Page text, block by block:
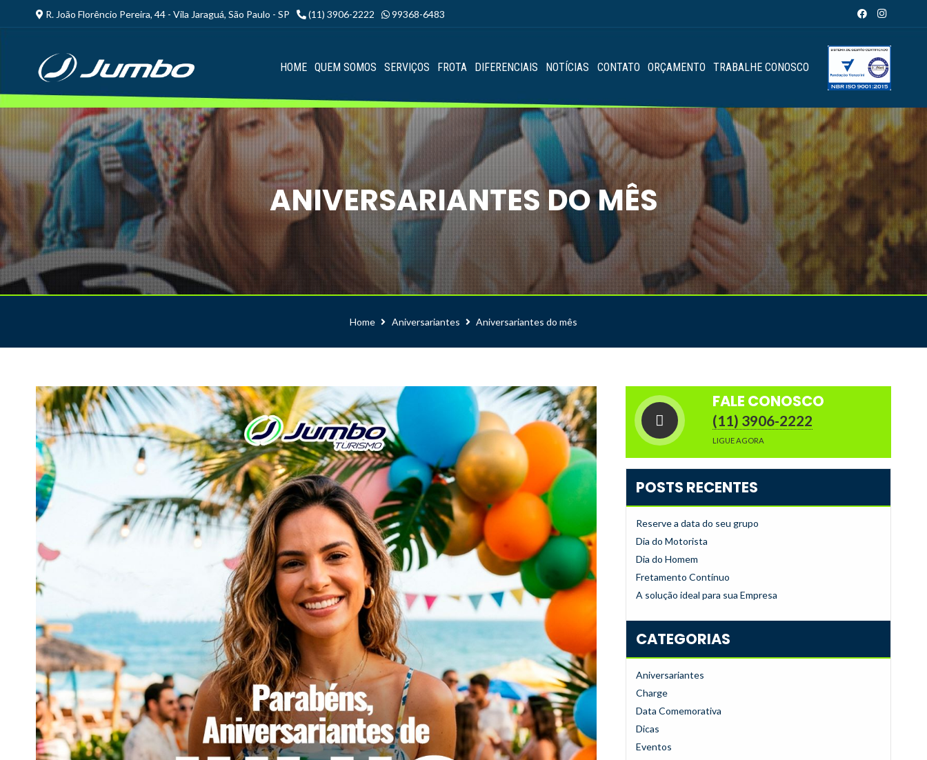
R. João Florêncio Pereira, 44 - Vila Jaraguá, São Paulo - SP (11) 3906-2222 99368-6483
HOME QUEM SOMOS SERVIÇOS FROTA DIFERENCIAIS NOTÍCIAS CONTATO ORÇAMENTO TRABALHE CONOSCO
ANIVERSARIANTES DO MÊS
Home Aniversariantes Aniversariantes do mês
FALE CONOSCO
(11) 3906-2222
LIGUE AGORA
POSTS RECENTES
Reserve a data do seu grupo
Dia do Motorista
Dia do Homem
Fretamento Contínuo
A solução ideal para sua Empresa
CATEGORIAS
Aniversariantes
Charge
Data Comemorativa
Dicas
Eventos